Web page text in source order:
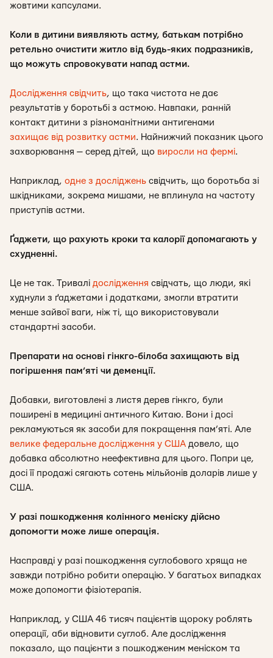
жовтими капсулами.
Коли в дитини виявляють астму, батькам потрібно
ретельно очистити житло від будь-яких подразників,
що можуть спровокувати напад астми.
Дослідження свідчить, що така чистота не дає
результатів у боротьбі з астмою. Навпаки, ранній
контакт дитини з різноманітними антигенами
захищає від розвитку астми. Найнижчий показник цього
захворювання — серед дітей, що виросли на фермі.
Наприклад, одне з досліджень свідчить, що боротьба зі
шкідниками, зокрема мишами, не вплинула на частоту
приступів астми.
Ґаджети, що рахують кроки та калорії допомагають у
схудненні.
Це не так. Тривалі дослідження свідчать, що люди, які
худнули з ґаджетами і додатками, змогли втратити
менше зайвої ваги, ніж ті, що використовували
стандартні засоби.
Препарати на основі гінкго-білоба захищають від
погіршення пам’яті чи деменції.
Добавки, виготовлені з листя дерев гінкго, були
поширені в медицині античного Китаю. Вони і досі
рекламуються як засоби для покращення пам’яті. Але
велике федеральне дослідження у США довело, що
добавка абсолютно неефективна для цього. Попри це,
досі її продажі сягають сотень мільйонів доларів лише у
США.
У разі пошкодження колінного меніску дійсно
допомогти може лише операція.
Насправді у разі пошкодження суглобового хряща не
завжди потрібно робити операцію. У багатьох випадках
може допомогти фізіотерапія.
Наприклад, у США 46 тисяч пацієнтів щороку роблять
операції, аби відновити суглоб. Але дослідження
показало, що пацієнти з пошкодженим меніском та